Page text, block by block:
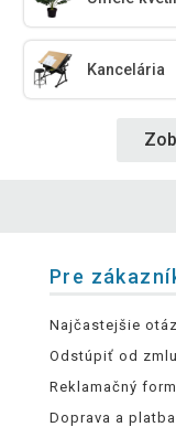
Kancelária
Pre
Najčastejšie
Odstúpiť od
Reklamačný
Doprava a platba